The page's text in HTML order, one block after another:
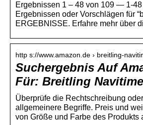
Ergebnissen 1 – 48 von 109 — 1-
Ergebnissen oder Vorschlägen für
ERGEBNISSE. Erfahre mehr über
http s://www.amazon.de › breitling-
Suchergebnis Auf
Für: Breitling
Überprüfe die Rechtschreibung
allgemeinere Begriffe. Preis und
von Größe und Farbe des Produkts